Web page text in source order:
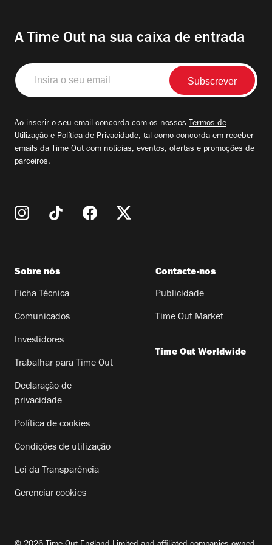
A Time Out na sua caixa de entrada
Insira
o
seu
Ao inserir o seu email concorda com os nossos Termos de
Utilização e Política de Privacidade, tal como concorda em receber
emails da Time Out com notícias, eventos, ofertas e promoções de
parceiros.
Sobre nós
Ficha Técnica
Comunicados
Investidores
Trabalhar para Time Out
Declaração de
privacidade
Política de cookies
Condições de utilização
Lei da Transparência
Gerenciar cookies
Contacte-nos
Publicidade
Time Out Market
Time Out Worldwide